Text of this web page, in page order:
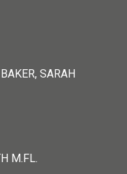
SARAH
M.FL.